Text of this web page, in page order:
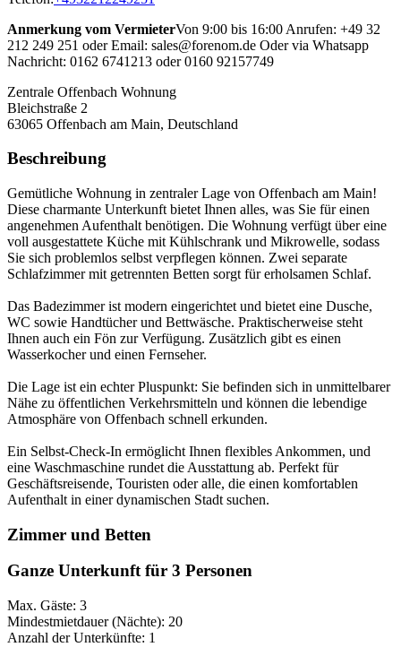
Anmerkung vom VermieterVon 9:00 bis 16:00 Anrufen: +49 32
212 249 251 oder Email: sales@forenom.de Oder via Whatsapp
Nachricht: 0162 6741213 oder 0160 92157749
Zentrale Offenbach Wohnung
Bleichstraße 2
63065 Offenbach am Main, Deutschland
Beschreibung
Gemütliche Wohnung in zentraler Lage von Offenbach am Main!
Diese charmante Unterkunft bietet Ihnen alles, was Sie für einen
angenehmen Aufenthalt benötigen. Die Wohnung verfügt über eine
voll ausgestattete Küche mit Kühlschrank und Mikrowelle, sodass
Sie sich problemlos selbst verpflegen können. Zwei separate
Schlafzimmer mit getrennten Betten sorgt für erholsamen Schlaf.
Das Badezimmer ist modern eingerichtet und bietet eine Dusche,
WC sowie Handtücher und Bettwäsche. Praktischerweise steht
Ihnen auch ein Fön zur Verfügung. Zusätzlich gibt es einen
Wasserkocher und einen Fernseher.
Die Lage ist ein echter Pluspunkt: Sie befinden sich in unmittelbarer
Nähe zu öffentlichen Verkehrsmitteln und können die lebendige
Atmosphäre von Offenbach schnell erkunden.
Ein Selbst-Check-In ermöglicht Ihnen flexibles Ankommen, und
eine Waschmaschine rundet die Ausstattung ab. Perfekt für
Geschäftsreisende, Touristen oder alle, die einen komfortablen
Aufenthalt in einer dynamischen Stadt suchen.
Zimmer und Betten
Ganze Unterkunft für 3 Personen
Max. Gäste: 3
Mindestmietdauer (Nächte): 20
Anzahl der Unterkünfte: 1